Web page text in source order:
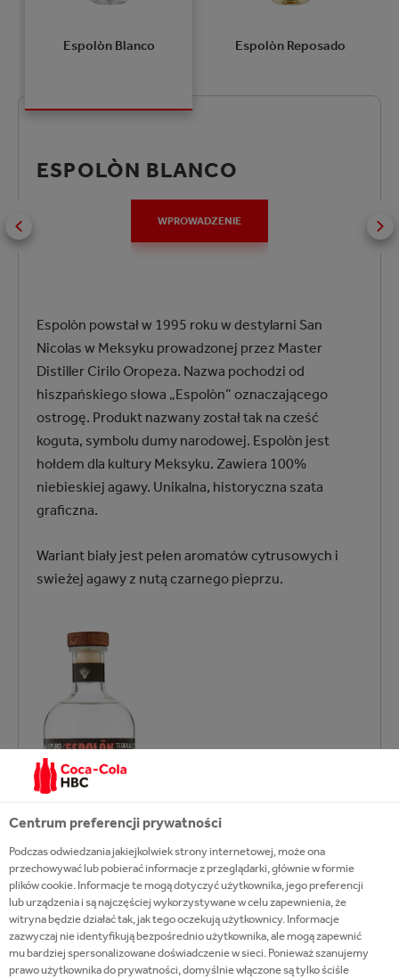
Espolòn Blanco Espolòn Reposado
ESPOLÒN BLANCO
WPROWADZENIE
Espolòn powstał w 1995 roku w destylarni San
Nicolas w Meksyku prowadzonej przez Master
Distiller Cirilo Oropeza. Nazwa pochodzi od
hiszpańskiego słowa „Espolòn” oznaczającego
ostrogę. Produkt nazwany został tak na cześć
koguta, symbolu dumy narodowej. Espolòn jest
hołdem dla kultury Meksyku. Zawiera 100%
niebieskiej agawy. Unikalna, historyczna szata
graficzna.
Wariant biały jest pełen aromatów cytrusowych i
swieżej agawy z nutą czarnego pieprzu.
Centrum preferencji prywatności
Podczas odwiedzania jakiejkolwiek strony internetowej, może ona
przechowywać lub pobierać informacje z przeglądarki, głównie w formie
plików cookie. Informacje te mogą dotyczyć użytkownika, jego preferencji
lub urządzenia i są najczęściej wykorzystywane w celu zapewnienia, że
witryna będzie działać tak, jak tego oczekują użytkownicy. Informacje
zazwyczaj nie identyfikują bezpośrednio użytkownika, ale mogą zapewnić
mu bardziej spersonalizowane doświadczenie w sieci. Ponieważ szanujemy
prawo użytkownika do prywatności, domyślnie włączone są tylko ściśle